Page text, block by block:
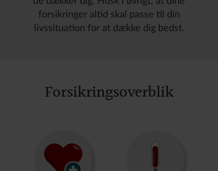
forsikringer altid skal passe til din
livssituation for at dække dig bedst.
Forsikringsoverblik